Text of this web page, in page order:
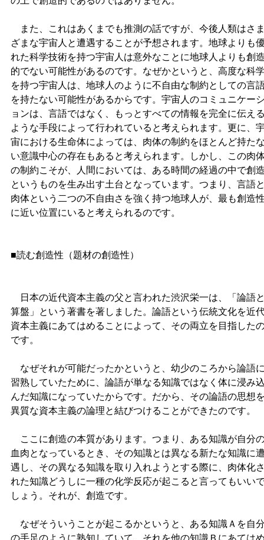
また、これはあくまでも推測の話ですが、今後人類はさ
ざまな宇宙人と遭遇することが予想されます。地球よりも
れた科学技術を持つ宇宙人は意外なことに地球人よりも創
的でない可能性があるのです。なぜかというと、高度な科
を持つ宇宙人は、地球人のように不自由な制約としての言
を持たない可能性があるからです。宇宙人のコミュニケー
ョンは、言語ではなく、もっとすべての情報を完全に伝え
ような手段によって行われていると考えられます。更に、
宙における生命体によっては、肉体の制約をほとんど持た
い意識中心の存在もあると考えられます。しかし、この肉
の制約こそが、人間においては、ある時間の経過の中で創
というものを生み出す土台となっています。つまり、言語
肉体という二つの不自由さを強く持つ地球人が、最も創造
に近い位置にいると考えられるのです。
■読む創造性（題材の創造性）
日本の近代資本主義の父と言われた渋沢栄一は、「論語
算盤」という著書を著しました。論語という伝統文化を近
資本主義にあてはめることによって、その両立を目指した
です。
なぜそれが可能だったかというと、幼少のころから論語
習熟していたために、論語が単なる知識ではなく体に浸み
んだ知識になっていたからです。だから、その論語の思想
異質な資本主義の論理と結びつけることができたのです。
ここに創造の本質があります。つまり、ある知識が自分
血肉となっているとき、その知識とは異なる新たな知識に
遇し、その異なる知識を取り入れようとする際に、肉体化
れた知識どうしに一種の化学反応が起こると言ってもいい
しょう。それが、創造です。
なぜそういうことが起こるかというと、ある知識Ａを自